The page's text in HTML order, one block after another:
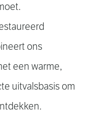
ons
een warme,
uitvalsbasis om